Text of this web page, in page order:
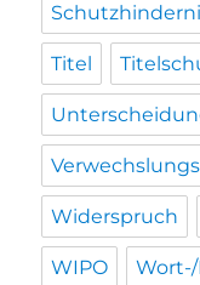
Titel
Widerspruch
WIPO